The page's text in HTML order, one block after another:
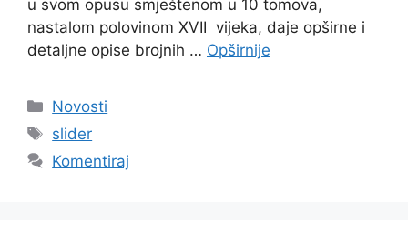
u svom opusu smještenom u 10 tomova,
nastalom polovinom XVII vijeka, daje opširne i
detaljne opise brojnih … Opširnije
Kategorije
Novosti
Oznake
slider
Komentiraj